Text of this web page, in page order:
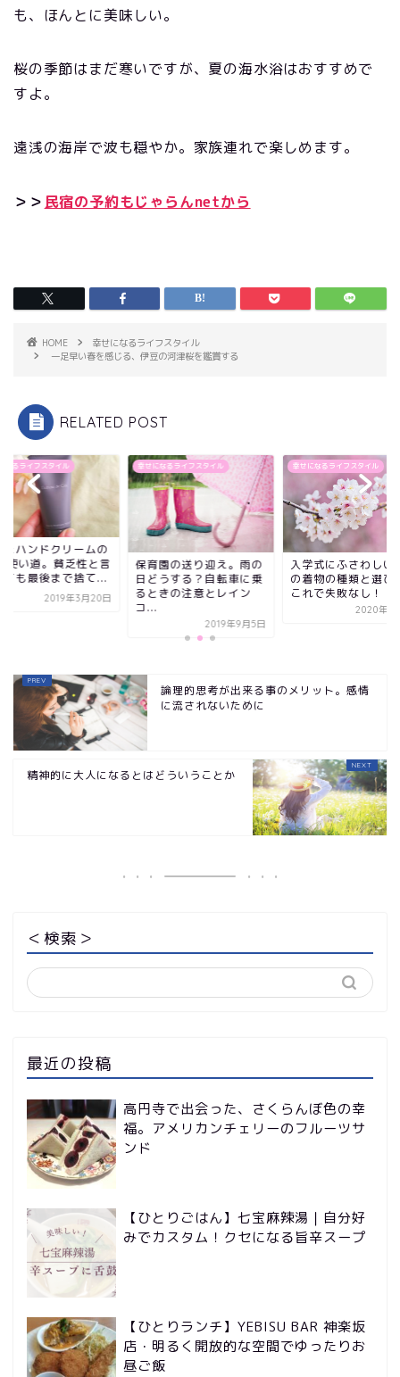
も、ほんとに美味しい。
桜の季節はまだ寒いですが、夏の海水浴はおすすめで
すよ。
遠浅の海岸で波も穏やか。家族連れで楽しめます。
＞＞民宿の予約もじゃらんnetから
HOME
幸せになるライフスタイル
一足早い春を感じる、伊豆の河津桜を鑑賞する
RELATED POST
なるライフスタイル
たハンドクリームの
使い道。貧乏性と言
ても最後まで捨て...
2019年3月20日
幸せになるライフスタイル
保育園の送り迎え。雨の
日どうする？自転車に乗
るときの注意とレイン
コ...
2019年9月5日
幸せになるライフスタイル
入学式にふさわしい
の着物の種類と選び
これで失敗なし！
2020年1
論理的思考が出来る事のメリット。感情
に流されないために
精神的に大人になるとはどういうことか
＜検索＞
最近の投稿
高円寺で出会った、さくらんぼ色の幸
福。アメリカンチェリーのフルーツサ
ンド
【ひとりごはん】七宝麻辣湯｜自分好
みでカスタム！クセになる旨辛スープ
【ひとりランチ】YEBISU BAR 神楽坂
店・明るく開放的な空間でゆったりお
昼ご飯